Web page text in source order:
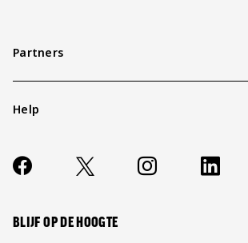
Partners
Help
Contact
FAQ
Socials
https://www.facebook.com/AZAlkmaar
X Instagram LinkedIn
BLIJF OP DE HOOGTE